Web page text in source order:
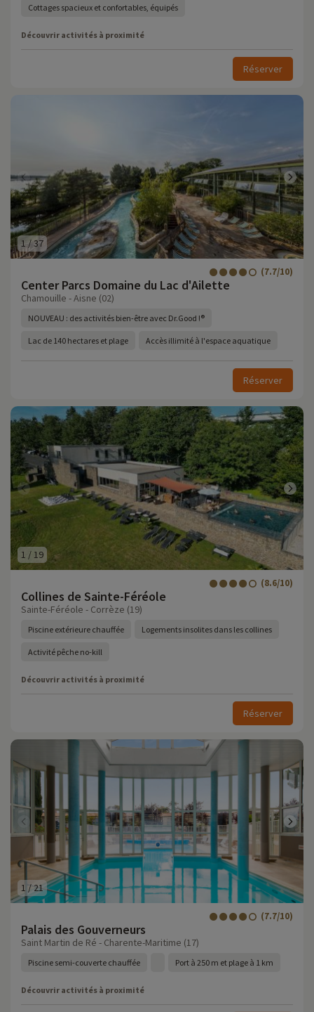
Cottages spacieux et confortables, équipés
Découvrir activités à proximité
Réserver
1 /37
Center Parcs Domaine du Lac d'Ailette
(7.7/10)
Chamouille - Aisne (02)
NOUVEAU : des activités bien-être avec Dr.Good !®
Lac de 140 hectares et plage Accès illimité à l'espace aquatique
Réserver
1 / 19
Collines de Sainte-Féréole
(8.6/10)
Sainte-Féréole - Corrèze (19)
Piscine extérieure chauffée Logements insolites dans les collines
Activité pêche no-kill
Découvrir activités à proximité
Réserver
1 / 21
Palais des Gouverneurs
(7.7/10)
Saint Martin de Ré - Charente-Maritime (17)
Piscine semi-couverte chauffée Port à 250 m et plage à 1 km
Découvrir activités à proximité